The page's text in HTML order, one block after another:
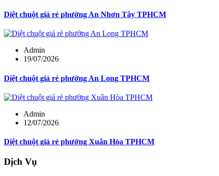
Diệt chuột giá rẻ phường An Nhơn Tây TPHCM
Admin
19/07/2026
Diệt chuột giá rẻ phường An Long TPHCM
Admin
12/07/2026
Diệt chuột giá rẻ phường Xuân Hòa TPHCM
Dịch Vụ